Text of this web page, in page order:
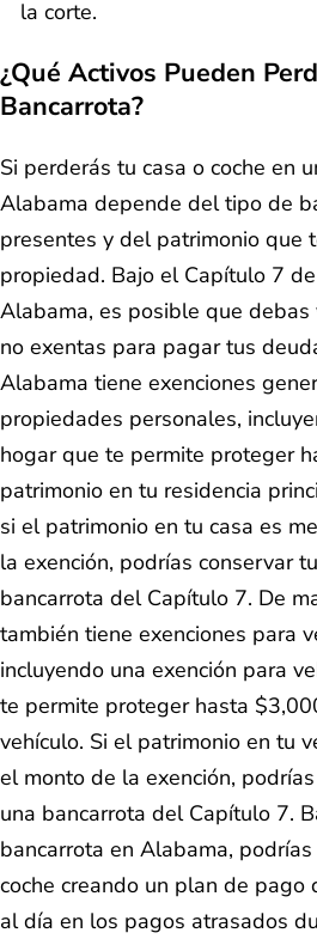
la corte.
¿Qué Activos Pueden
Bancarrota?
Si perderás tu casa o coche en
Alabama depende del tipo de
presentes y del patrimonio que
propiedad. Bajo el Capítulo 7
Alabama, es posible que
no exentas para pagar tus
Alabama tiene exenciones
propiedades personales,
hogar que te permite proteger
patrimonio en tu residencia
si el patrimonio en tu casa es
la exención, podrías conservar
bancarrota del Capítulo 7. De
también tiene exenciones para
incluyendo una exención para
te permite proteger hasta
vehículo. Si el patrimonio en tu
el monto de la exención,
una bancarrota del Capítulo 7.
bancarrota en Alabama,
coche creando un plan de
al día en los pagos atrasados